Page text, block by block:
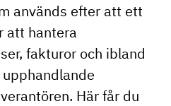
används efter att ett
att hantera
fakturor och ibland
Här får du